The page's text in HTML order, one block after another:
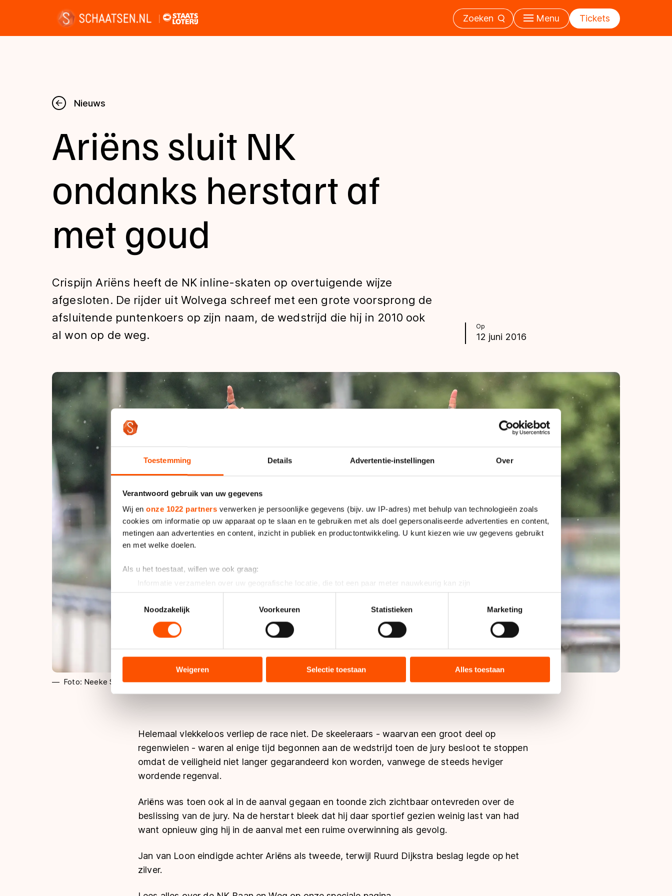
Toestemming Details Advertentie-instellingen Over
Verantwoord gebruik van uw gegevens
Wij en onze 1022 partners verwerken je persoonlijke gegevens (bijv. uw IP-adres) met behulp van technologieën zoals
cookies om informatie op uw apparaat op te slaan en te gebruiken met als doel gepersonaliseerde advertenties en content,
metingen aan advertenties en content, inzicht in publiek en productontwikkeling. U kunt kiezen wie uw gegevens gebruikt
en met welke doelen.
Als u het toestaat, willen we ook graag:
Informatie verzamelen over uw geografische locatie, die tot een paar meter nauwkeurig kan zijn
Uw apparaat identificeren door het actief te scannen op specifieke eigenschappen (fingerprinting)
Lees meer over hoe uw persoonlijke gegevens worden verwerkt en stel uw voorkeuren in het
detailgedeeltein. U kunt uw
toestemming op elk moment wijzigen of intrekken in de Cookieverklaring.
analyseren. We delen informatie over uw gebruik van onze site met onze partners voor social media, advertenties en
analyse. Zij kunnen deze combineren met andere gegevens die u aan hen heeft verstrekt of die zij hebben verzameld via
hun services. Sommige partners kunnen gegevens doorgeven aan landen buiten de EU, zoals de VS, waar mogelijk geen
adequaat beschermingsniveau geldt volgens de GDPR. Door op ‘Toestaan’ te klikken, stemt u in met deze overdracht.
Noodzakelijk
Voorkeuren Statistieken Marketing
Weigeren Selectie toestaan Alles toestaan
Zoeken Menu Tickets
Nieuws
Kalender
Disciplines
Uitslagen
Tijden & historie
De weg op
Schaatsfans
Nieuws
Op
12 juni 2016
Ariëns sluit NK
ondanks herstart af
met goud
Crispijn Ariëns heeft de NK inline-skaten op overtuigende wijze
afgesloten. De rijder uit Wolvega schreef met een grote voorsprong de
afsluitende puntenkoers op zijn naam, de wedstrijd die hij in 2010 ook
al won op de weg.
Foto: Neeke Smit
Helemaal vlekkeloos verliep de race niet. De skeeleraars - waarvan een groot deel op
regenwielen - waren al enige tijd begonnen aan de wedstrijd toen de jury besloot te stoppen
omdat de veiligheid niet langer gegarandeerd kon worden, vanwege de steeds heviger
wordende regenval.
Ariëns was toen ook al in de aanval gegaan en toonde zich zichtbaar ontevreden over de
beslissing van de jury. Na de herstart bleek dat hij daar sportief gezien weinig last van had
want opnieuw ging hij in de aanval met een ruime overwinning als gevolg.
Jan van Loon eindigde achter Ariëns als tweede, terwijl Ruurd Dijkstra beslag legde op het
zilver.